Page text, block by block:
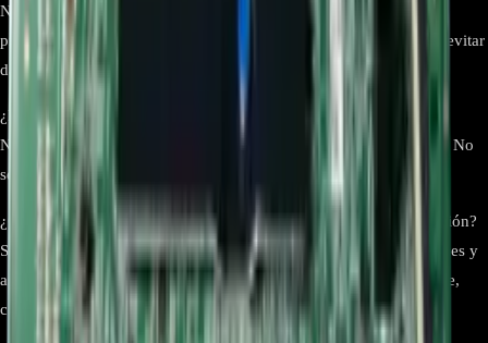
No se recomienda la instalación sin conocimientos técnicos. Es
preferible que un técnico especializado realice la instalación para evitar
daños en el televisor.
¿Incluye cables u otros accesorios?
No, este producto incluye únicamente la Main Board ensamblada. No
se incluyen cables, tornillos ni otros componentes adicionales.
¿Qué debo hacer si el televisor no enciende después de la instalación?
Si el televisor no enciende tras la instalación, verifica las conexiones y
asegúrate de que la instalación sea correcta. Si el problema persiste,
consulta a un técnico especializado.